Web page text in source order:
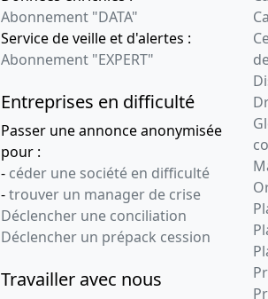
Abonnement "DATA"
Service de veille et d'alertes :
Abonnement "EXPERT"
Entreprises en difficulté
Passer une annonce anonymisée
pour :
- céder une société en difficulté
-trouver un manager de crise
Déclencher une conciliation
Déclencher un prépack cession
Travailler avec nous